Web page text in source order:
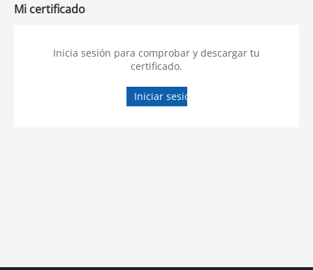
Mi certificado
Inicia sesión para comprobar y descargar tu
certificado.
Iniciar sesión